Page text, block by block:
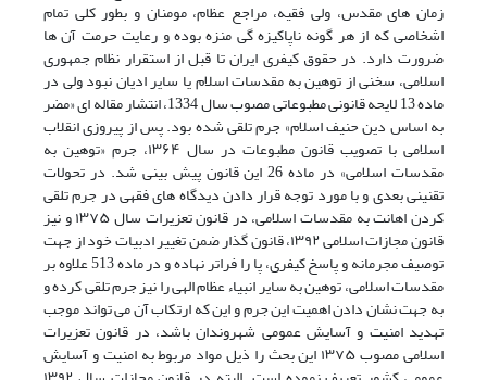
زمان های مقدس، ولی فقیه، مراجع عظام، مومنان و بطور کلی تمام
اشخاصی که از هر گونه ناپاکیزه گی منزه بوده و رعایت حرمت آن ها
ضرورت دارد. در حقوق کیفری ایران تا قبل از استقرار نظام جمهوری
اسلامی، سخنی از توهین به مقدسات اسلام یا سایر ادیان نبود ولی در
ماده 13 لایحه قانونی مطبوعاتی مصوب سال 1334، انتشار مقاله ای «مضر
به اساس دین حنیف اسلام» جرم تلقی شده بود. پس از پیروزی انقلاب
اسلامی با تصویب قانون مطبوعات در سال ۱۳۶۴، جرم «توهین به
مقدسات اسلامی» در ماده 26 این قانون پیش بینی شد. در تحولات
تقنینی بعدی و با مورد توجه قرار دادن دیدگاه های فقهی در جرم تلقی
کردن اهانت به مقدسات اسلامی، در قانون تعزیرات سال ۱۳۷۵ و نیز
قانون مجازات اسلامی ۱۳۹۲، قانون گذار ضمن تغییر ادبیات خود از جهت
توصیف مجرمانه و پاسخ کیفری، پا را فراتر نهاده و در ماده 513 علاوه بر
مقدسات اسلامی، توهین به سایر انبیاء عظام الهی را نیز جرم تلقی کرده و
به جهت نشان دادن اهمیت این جرم و این که ارتکاب آن می تواند موجب
تهدید امنیت و آسایش عمومی شهروندان باشد، در قانون تعزیرات
اسلامی مصوب ۱۳۷۵ این بحث را ذیل مواد مربوط به امنیت و آسایش